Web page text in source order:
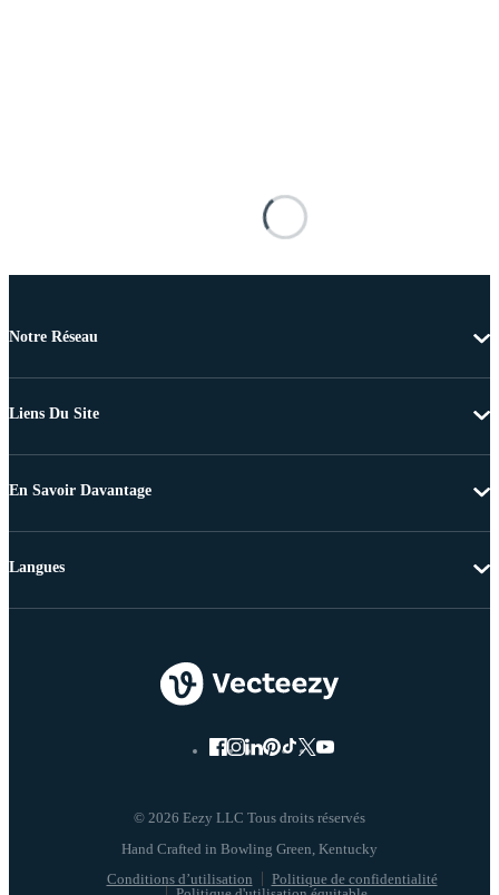
Notre Réseau
Liens Du Site
En Savoir Davantage
© 2026 Eezy LLC Tous droits réservés
Conditions d’utilisation
Politique de confidentialité
Langues